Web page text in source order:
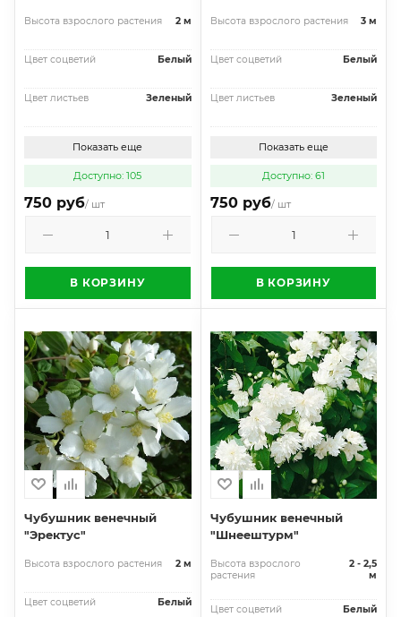
Высота взрослого растения 2 м
Цвет соцветий Белый
Цвет листьев Зеленый
Показать еще
Доступно: 105
750 руб/ шт
В КОРЗИНУ
Высота взрослого растения 3 м
Цвет соцветий Белый
Цвет листьев Зеленый
Показать еще
Доступно: 61
750 руб/ шт
В КОРЗИНУ
Чубушник венечный
"Эректус"
Высота взрослого растения 2 м
Цвет соцветий Белый
Чубушник венечный
"Шнеештурм"
Высота взрослого
растения
2 - 2,5
м
Цвет соцветий Белый